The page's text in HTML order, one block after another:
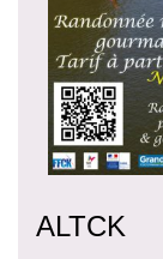
ALTCK